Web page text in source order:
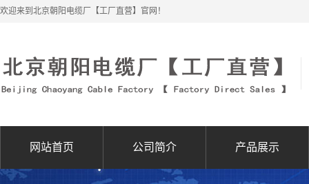
欢迎来到北京朝阳电缆厂【工厂直营】官网！
网站首页 公司简介 产品展示